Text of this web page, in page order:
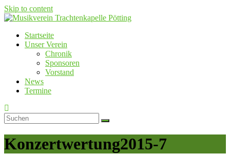
Skip to content
Musikverein Trachtenkapelle Pötting
Startseite
Unser Verein
Chronik
Sponsoren
Vorstand
News
Termine
Konzertwertung2015-7